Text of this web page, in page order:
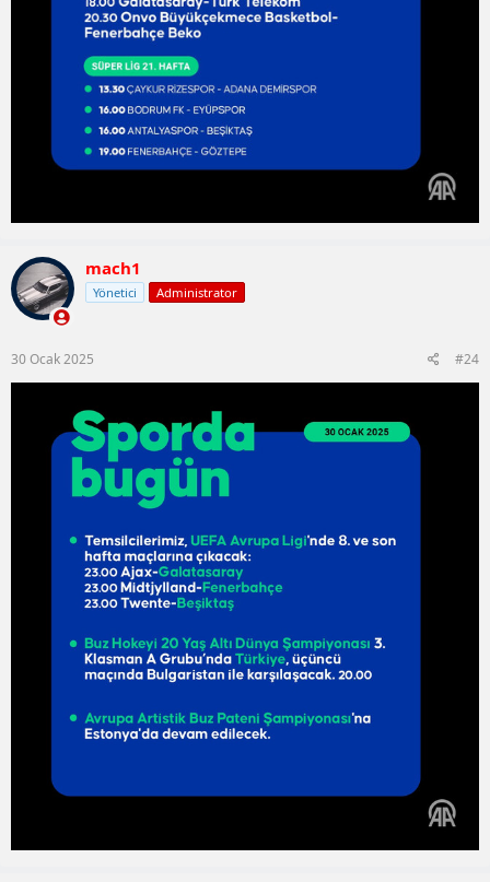
mach1
Yönetici Administrator
30 Ocak 2025 #24